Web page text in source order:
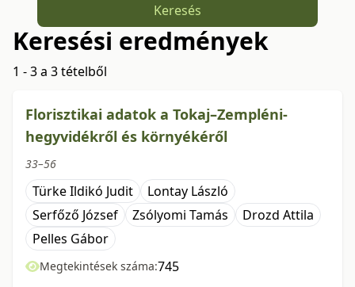
Keresés
Keresési eredmények
1 - 3 a 3 tételből
Florisztikai adatok a Tokaj–Zempléni-
hegyvidékről és környékéről
33–56
Türke Ildikó Judit
Lontay László
Serfőző József
Zsólyomi Tamás
Drozd Attila
Pelles Gábor
Megtekintések száma:745